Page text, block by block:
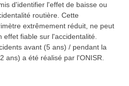
d'identifier l'effet de baisse ou
routière. Cette
extrêmement réduit, ne peut
effet fiable sur l'accidentalité.
avant (5 ans) / pendant la
ans) a été réalisé par l'ONISR.